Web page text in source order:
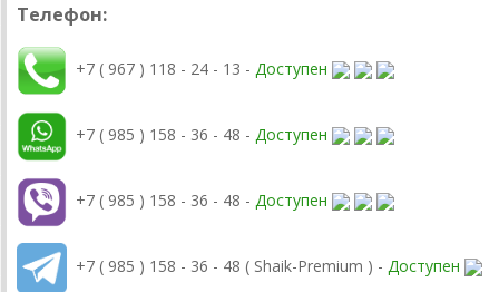
Телефон:
+7 ( 967 ) 118 - 24 - 13 - Доступен
+7 ( 985 ) 158 - 36 - 48 - Доступен
+7 ( 985 ) 158 - 36 - 48 - Доступен
+7 ( 985 ) 158 - 36 - 48 ( Shaik-Premium ) - Доступен